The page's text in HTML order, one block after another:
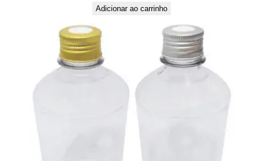
Adicionar ao carrinho